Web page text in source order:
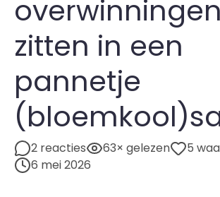
overwinningen
zitten in een
pannetje
2 reacties 63× gelezen
5
6 mei 2026